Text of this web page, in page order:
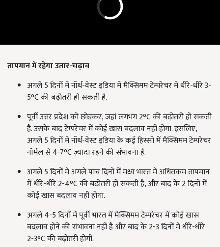
तापमान में रहेगा उतार-चढ़ाव
अगले 5 दिनों में नॉर्थ-वेस्ट इंडिया में मैक्सिमम टेम्परेचर में धीरे-धीरे 3-
5°C की बढ़ोतरी हो सकती है.
पूर्वी उत्तर प्रदेश को छोड़कर, जहां लगभग 2°C की बढ़ोतरी हो सकती
है. उसके बाद टेम्परेचर में कोई खास बदलाव नहीं होगा. इसलिए,
अगले 5 दिनों में नॉर्थ-वेस्ट इंडिया के कई हिस्सों में मैक्सिमम टेम्परेचर
नॉर्मल से 4-7°C ज़्यादा रहने की संभावना है.
अगले 5 दिनों में अगले पांच दिनों में मध्य भारत में अधितकम तापमान
में धीरे-धीरे 2-4°C की बढ़ोतरी हो सकती है, और बाद के 2 दिनों में
कोई खास बदलाव नहीं होगा.
अगले 4-5 दिनों में पूर्वी भारत में मैक्सिमम टेम्परेचर में कोई खास
बदलाव होने की संभावना नहीं है और बाद के 2-3 दिनों में धीरे-धीरे
2-3°C की बढ़ोतरी होगी.